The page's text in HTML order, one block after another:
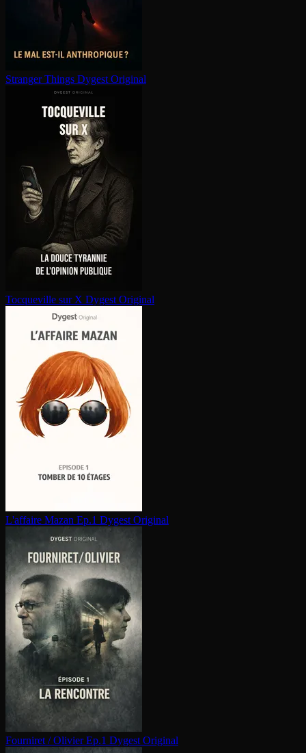
Stranger Things Dygest Original
Tocqueville sur X Dygest Original
L'affaire Mazan Ep.1 Dygest Original
Fourniret / Olivier Ep.1 Dygest Original